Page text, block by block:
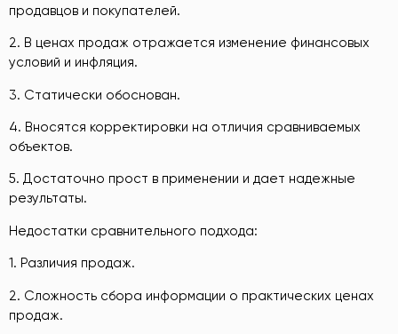
продавцов и покупателей.
2. В ценах продаж отражается изменение финансовых
условий и инфляция.
3. Статически обоснован.
4. Вносятся корректировки на отличия сравниваемых
объектов.
5. Достаточно прост в применении и дает надежные
результаты.
Недостатки сравнительного подхода:
1. Различия продаж.
2. Сложность сбора информации о практических ценах
продаж.